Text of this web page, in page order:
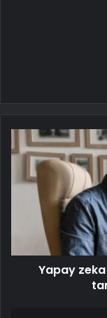
Yapay